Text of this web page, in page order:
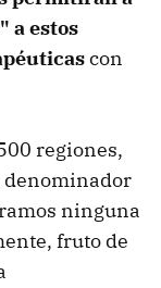
a estos
con
regiones,
denominador
ninguna
fruto de